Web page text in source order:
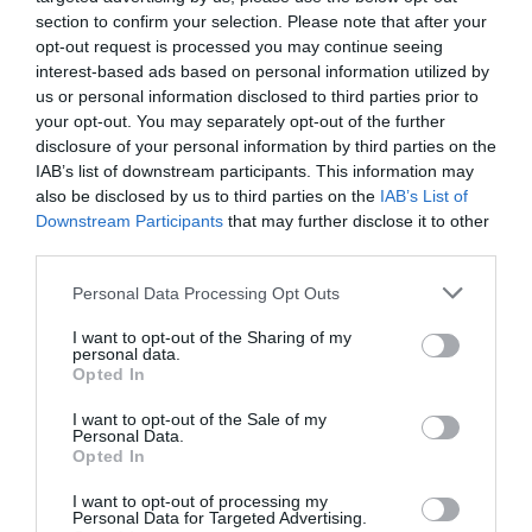
section to confirm your selection. Please note that after your
opt-out request is processed you may continue seeing
interest-based ads based on personal information utilized by
us or personal information disclosed to third parties prior to
your opt-out. You may separately opt-out of the further
disclosure of your personal information by third parties on the
IAB’s list of downstream participants. This information may
also be disclosed by us to third parties on the IAB’s List of
Downstream Participants that may further disclose it to other
Personal Data Processing Opt Outs
I want to opt-out of the Sharing of my
personal data.
Opted In
I want to opt-out of the Sale of my
Personal Data.
Opted In
I want to opt-out of processing my
Personal Data for Targeted Advertising.
Είναι αυτός ένας θρίαμβος της Gen Z; Κατά βάση, ναι
Αυτή η νέα γενιά εργαζομένων ήρθε με φόρα στα
προηγούμενων γενιών. Κάνοντας ξεκάθαρο πως αυτοί
δεν έχουν σκοπό να δουλεύουν από το πρωί μέχρι το
πρόθυμοι να ανεχτούν χαμηλές απολαβές και